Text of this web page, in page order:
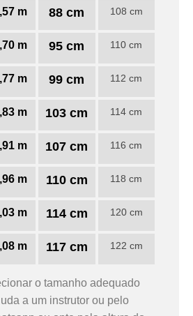
m 88 cm 108 cm
m 95 cm 110 cm
m 99 cm 112 cm
m 103 cm 114 cm
m 107 cm 116 cm
m 110 cm 118 cm
m 114 cm 120 cm
m 117 cm 122 cm
o tamanho adequado
a um instrutor ou pelo